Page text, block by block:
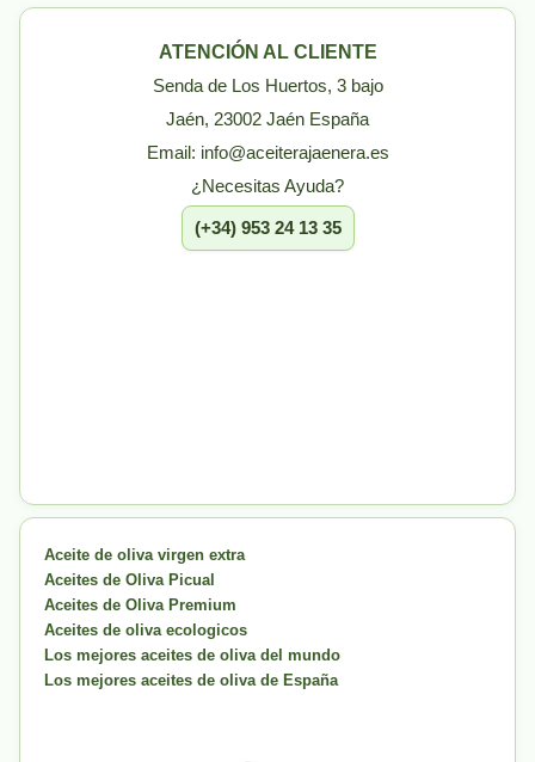
ATENCIÓN AL CLIENTE
Senda de Los Huertos, 3 bajo
Jaén, 23002 Jaén España
Email: info@aceiterajaenera.es
¿Necesitas Ayuda?
(+34) 953 24 13 35
Aceite de oliva virgen extra
Aceites de Oliva Picual
Aceites de Oliva Premium
Aceites de oliva ecologicos
Los mejores aceites de oliva del mundo
Los mejores aceites de oliva de España